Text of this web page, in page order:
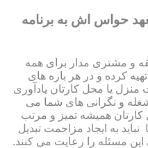
حواس اش به برنامه
و مشتری مدار برای همه
کرده و در هر بازه های
یا محل کارتان یادآوری
و نگرانی های شما می
همیشه تمیز و مرتب
نباید به ایجاد مزاحمت تبدیل
مسئله را رعایت می کنند.